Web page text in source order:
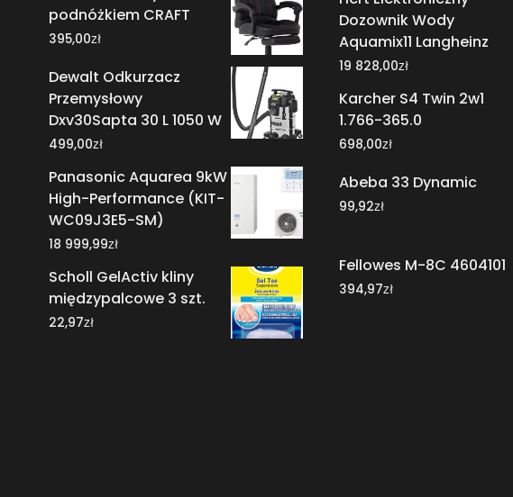
podnóżkiem CRAFT
395,00zł
Dewalt Odkurzacz
Przemysłowy
Dxv30Sapta 30 L 1050 W
499,00zł
Panasonic Aquarea 9kW
High-Performance (KIT-
WC09J3E5-SM)
18 999,99zł
Scholl GelActiv kliny
międzypalcowe 3 szt.
22,97zł
Dozownik Wody
Aquamix11 Langheinz
19 828,00zł
Karcher S4 Twin 2w1
1.766-365.0
698,00zł
Abeba 33 Dynamic
99,92zł
Fellowes M-8C 4604101
394,97zł